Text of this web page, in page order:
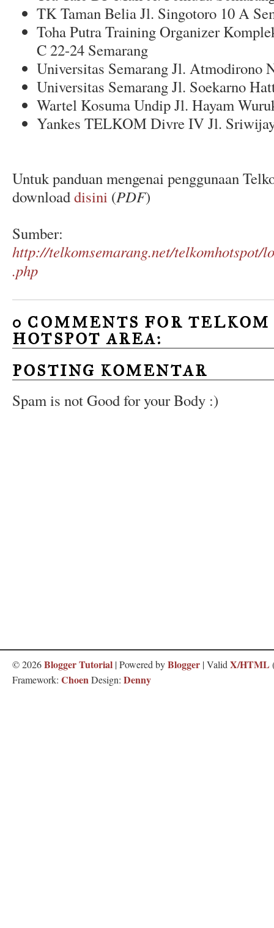
TK Taman Belia Jl. Singotoro 10 A
Toha Putra Training Organizer
C 22-24 Semarang
Universitas Semarang Jl. Atmodirono
Universitas Semarang Jl. Soekarno
Wartel Kosuma Undip Jl. Hayam
Yankes TELKOM Divre IV Jl.
Untuk panduan mengenai penggunaan
downloaddisini (PDF)
Sumber:
http://telkomsemarang.net/telkomhotspot/
.php
0 COMMENTS FOR TELKOM
HOTSPOT AREA:
POSTING KOMENTAR
Spam is not Good for your Body :)
©2026Blogger Tutorial | Powered byBlogger | Valid X/HTML
Framework: ChoenDesign: Denny